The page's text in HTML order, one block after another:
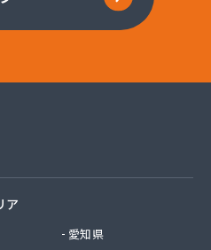
ア
愛知県